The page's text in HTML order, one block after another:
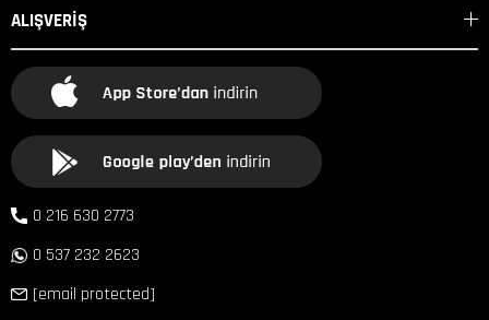
ALIŞVERİŞ
0 216 630 2773
0 537 232 2623
[email protected]